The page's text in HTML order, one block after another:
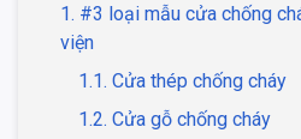
1. #3 loại mẫu cửa chống
viện
1.1. Cửa thép chống cháy
1.2. Cửa gỗ chống cháy